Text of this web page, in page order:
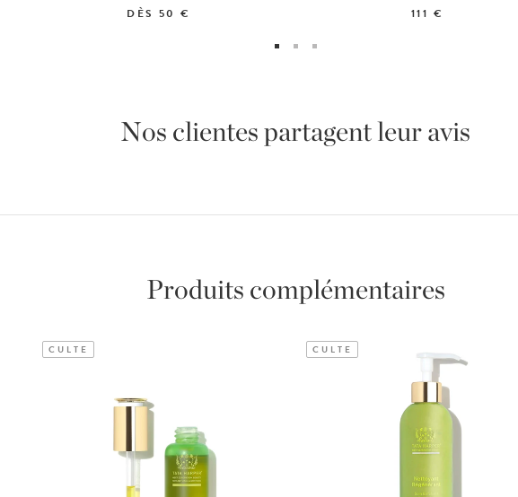
DÈS 50 € 111 €
Nos clientes partagent leur avis
Produits complémentaires
CULTE CULTE